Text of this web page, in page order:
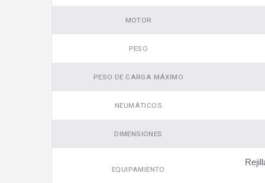
MOTOR
PESO
PESO DE CARGA MÁXIMO
NEUMÁTICOS
DIMENSIONES
EQUIPAMIENTO